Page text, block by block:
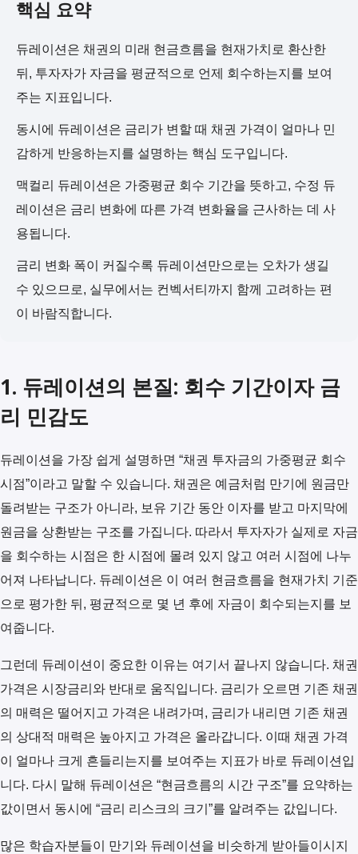
핵심 요약
듀레이션은 채권의 미래 현금흐름을 현재가치로 환산한
뒤, 투자자가 자금을 평균적으로 언제 회수하는지를 보여
주는 지표입니다.
동시에 듀레이션은 금리가 변할 때 채권 가격이 얼마나 민
감하게 반응하는지를 설명하는 핵심 도구입니다.
맥컬리 듀레이션은 가중평균 회수 기간을 뜻하고, 수정 듀
레이션은 금리 변화에 따른 가격 변화율을 근사하는 데 사
용됩니다.
금리 변화 폭이 커질수록 듀레이션만으로는 오차가 생길
수 있으므로, 실무에서는 컨벡서티까지 함께 고려하는 편
이 바람직합니다.
1. 듀레이션의 본질: 회수 기간이자 금
리 민감도
듀레이션을 가장 쉽게 설명하면 “채권 투자금의 가중평균 회수
시점”이라고 말할 수 있습니다. 채권은 예금처럼 만기에 원금만
돌려받는 구조가 아니라, 보유 기간 동안 이자를 받고 마지막에
원금을 상환받는 구조를 가집니다. 따라서 투자자가 실제로 자금
을 회수하는 시점은 한 시점에 몰려 있지 않고 여러 시점에 나누
어져 나타납니다. 듀레이션은 이 여러 현금흐름을 현재가치 기준
으로 평가한 뒤, 평균적으로 몇 년 후에 자금이 회수되는지를 보
여줍니다.
그런데 듀레이션이 중요한 이유는 여기서 끝나지 않습니다. 채권
가격은 시장금리와 반대로 움직입니다. 금리가 오르면 기존 채권
의 매력은 떨어지고 가격은 내려가며, 금리가 내리면 기존 채권
의 상대적 매력은 높아지고 가격은 올라갑니다. 이때 채권 가격
이 얼마나 크게 흔들리는지를 보여주는 지표가 바로 듀레이션입
니다. 다시 말해 듀레이션은 “현금흐름의 시간 구조”를 요약하는
값이면서 동시에 “금리 리스크의 크기”를 알려주는 값입니다.
많은 학습자분들이 만기와 듀레이션을 비슷하게 받아들이시지